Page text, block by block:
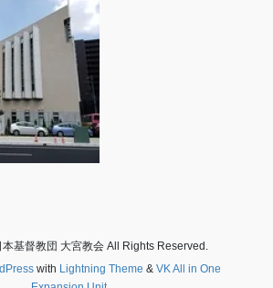
基督教団 大宮教会 All Rights Reserved.
with Lightning Theme & VK All in One